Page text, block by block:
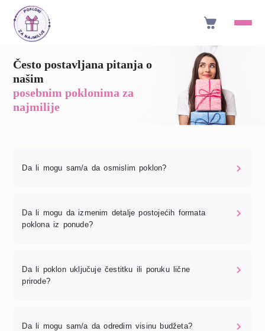
Često postavljana pitanja o
našim
posebnim poklonima za
najmilije
Da li mogu sam/a da osmislim poklon?
Da li mogu da izmenim detalje postojećih formata
poklona iz ponude?
Da li poklon uključuje čestitku ili poruku lične
prirode?
Da li mogu sam/a da odredim visinu budžeta?